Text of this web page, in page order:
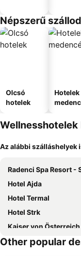
Népszerű
Olcsó
hotelek
Hotelek
Wellnesshotelek
Az alábbi szálláshelyek
Radenci Spa Resort - Sava Hotels
Hotel Ajda
Hotel Termal
Hotel Strk
Kaiser von Österreich, Historik- und
Hotel im Park
Other popular